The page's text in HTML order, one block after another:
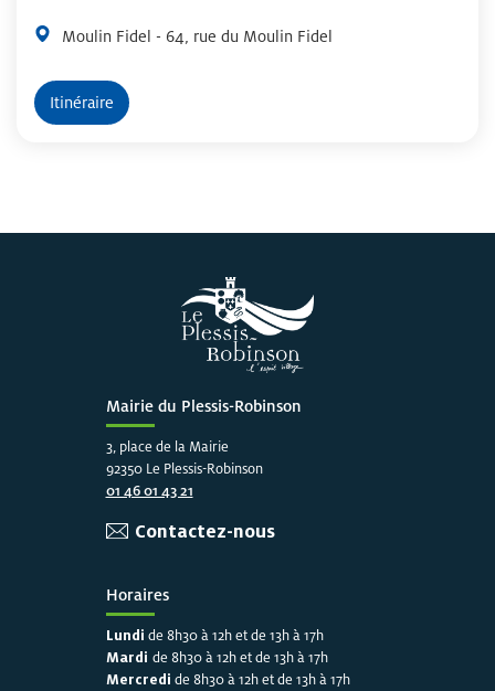
Moulin Fidel - 64, rue du Moulin Fidel
Itinéraire
Mairie du Plessis-Robinson
3, place de la Mairie
92350 Le Plessis-Robinson
01 46 01 43 21
Contactez-nous
Horaires
Lundi de 8h30 à 12h et de 13h à 17h
Mardi de 8h30 à 12h et de 13h à 17h
Mercredi de 8h30 à 12h et de 13h à 17h